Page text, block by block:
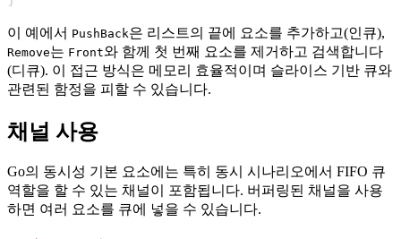
이 예에서 PushBack은 리스트의 끝에 요소를 추가하고(인큐),
Remove는 Front와 함께 첫 번째 요소를 제거하고 검색합니다
(디큐). 이 접근 방식은 메모리 효율적이며 슬라이스 기반 큐와
관련된 함정을 피할 수 있습니다.
채널 사용
Go의 동시성 기본 요소에는 특히 동시 시나리오에서 FIFO 큐
역할을 할 수 있는 채널이 포함됩니다. 버퍼링된 채널을 사용
하면 여러 요소를 큐에 넣을 수 있습니다.